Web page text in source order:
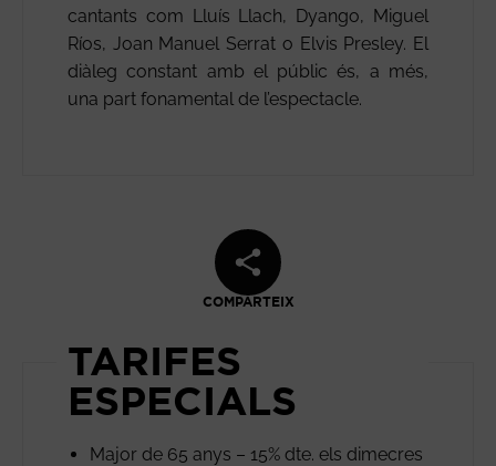
cantants com Lluís Llach, Dyango, Miguel
Ríos, Joan Manuel Serrat o Elvis Presley. El
diàleg constant amb el públic és, a més,
una part fonamental de l’espectacle.
COMPARTEIX
TARIFES
ESPECIALS
Major de 65 anys – 15% dte. els dimecres